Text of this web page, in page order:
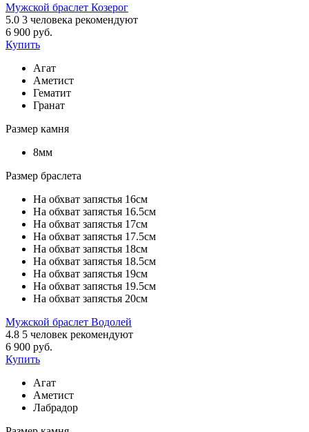
Мужской браслет Козерог
5.0 3 человека рекомендуют
6 900 руб.
Купить
Агат
Аметист
Гематит
Гранат
Размер камня
8мм
Размер браслета
На обхват запястья 16см
На обхват запястья 16.5см
На обхват запястья 17см
На обхват запястья 17.5см
На обхват запястья 18см
На обхват запястья 18.5см
На обхват запястья 19см
На обхват запястья 19.5см
На обхват запястья 20см
Мужской браслет Водолей
4.8 5 человек рекомендуют
6 900 руб.
Купить
Агат
Аметист
Лабрадор